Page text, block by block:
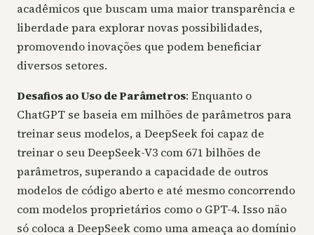
acadêmicos que buscam uma maior transparência e
liberdade para explorar novas possibilidades,
promovendo inovações que podem beneficiar
diversos setores.
Desafios ao Uso de Parâmetros: Enquanto o
ChatGPT se baseia em milhões de parâmetros para
treinar seus modelos, a DeepSeek foi capaz de
treinar o seu DeepSeek-V3 com 671 bilhões de
parâmetros, superando a capacidade de outros
modelos de código aberto e até mesmo concorrendo
com modelos proprietários como o GPT-4. Isso não
só coloca a DeepSeek como uma ameaça ao domínio